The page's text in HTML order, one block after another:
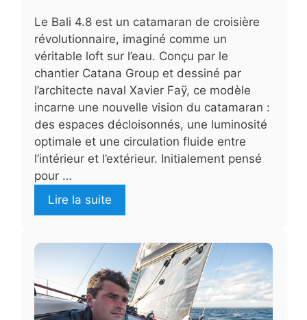
Le Bali 4.8 est un catamaran de croisière
révolutionnaire, imaginé comme un
véritable loft sur l’eau. Conçu par le
chantier Catana Group et dessiné par
l’architecte naval Xavier Faÿ, ce modèle
incarne une nouvelle vision du catamaran :
des espaces décloisonnés, une luminosité
optimale et une circulation fluide entre
l’intérieur et l’extérieur. Initialement pensé
pour …
Lire la suite